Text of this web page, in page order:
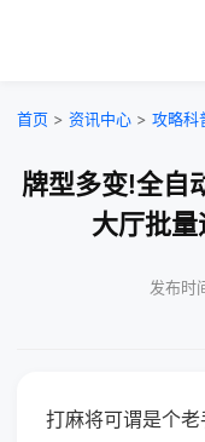
首页 > 资讯中心 > 攻略科
牌型多变!全自
大厅批
发布时
打麻将可谓是个